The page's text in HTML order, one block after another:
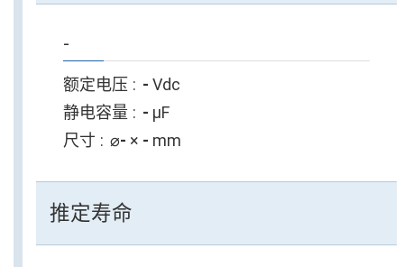
-
额定电压 - Vdc
静电容量
- µF
尺寸
⌀- × - mm
推定寿命